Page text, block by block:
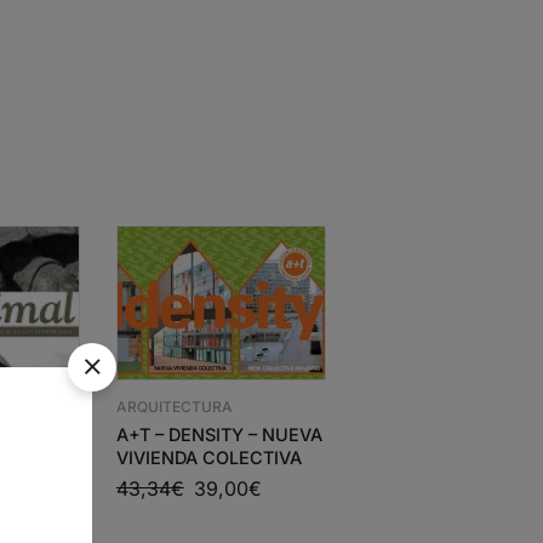
ARQUITECTURA
A+T – DENSITY – NUEVA
VIVIENDA COLECTIVA
43,34€ 39,00€